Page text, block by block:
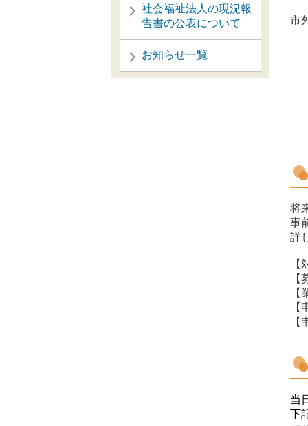
社会福祉法人の現況報
告書の公表について
お知らせ一覧
市
将
事
詳
当
下